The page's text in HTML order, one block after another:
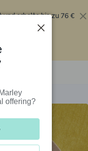
erhalte bis zu 76 €
Boxen
offering?